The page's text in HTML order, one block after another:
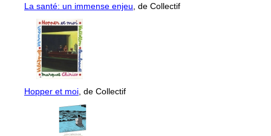
La santé: un immense enjeu , de Collectif
Hopper et moi , de Collectif